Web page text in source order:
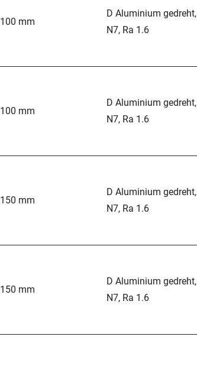
100 mm
D Aluminium gedreht,
N7, Ra 1.6
100 mm
D Aluminium gedreht,
N7, Ra 1.6
150 mm
D Aluminium gedreht,
N7, Ra 1.6
150 mm
D Aluminium gedreht,
N7, Ra 1.6